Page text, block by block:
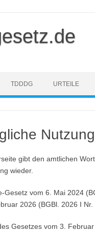
TDDDG URTEILE
gibt den amtlichen
wieder.
Gesetz vom 6. Mai 2024
2026 (BGBl. 2026 I Nr.
Gesetzes vom 3.